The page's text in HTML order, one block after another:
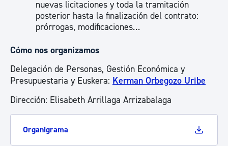
nuevas licitaciones y toda la tramitación
posterior hasta la finalización del contrato:
prórrogas, modificaciones…
Cómo nos organizamos
Delegación de Personas, Gestión Económica y
Presupuestaria y Euskera: Kerman Orbegozo Uribe
Dirección: Elisabeth Arrillaga Arrizabalaga
Organigrama